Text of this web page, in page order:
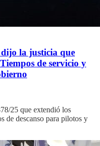
la justicia que
de servicio y
25 que extendió los
de descanso para pilotos y